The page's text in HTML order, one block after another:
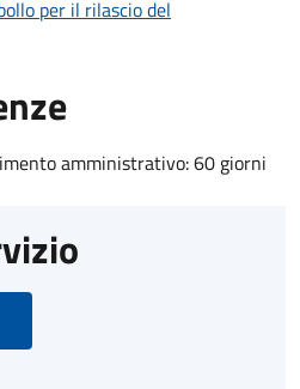
per il rilascio del
amministrativo: 60 giorni